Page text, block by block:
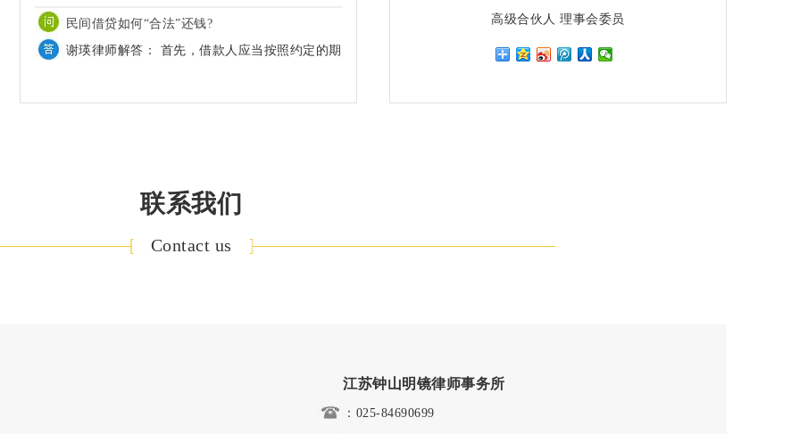
南京房产律师解答被征地的农民可以申请经济适
物业服务合同关系
咨询问题： 最近我们小区的财物经常丢失，
大家觉得小区的物业部给力，只拿钱，不办事，
请问我们能否解除物业服务合同关系
南京物业律师解答出现相邻纠纷能否拒缴物业
高级合伙人 理事会委员
联系我们
Contact us
江苏钟山明镜律师事务所
：025-84690699